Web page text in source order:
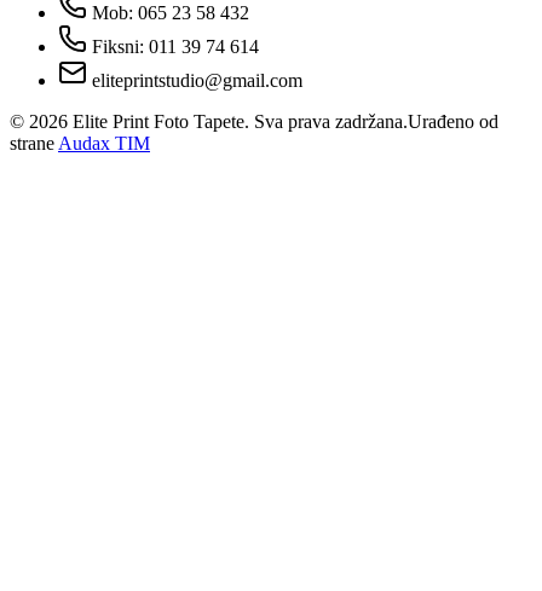
Mob: 065 23 58 432
Fiksni: 011 39 74 614
eliteprintstudio@gmail.com
© 2026 Elite Print Foto Tapete. Sva prava zadržana.Urađeno od
strane Audax TIM